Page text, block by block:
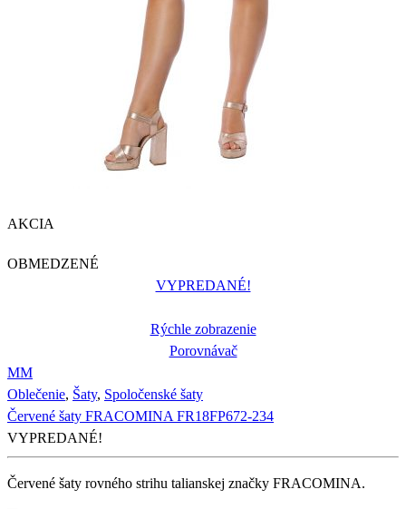
AKCIA
OBMEDZENÉ
VYPREDANÉ!
Rýchle zobrazenie
Porovnávač
MM
Oblečenie, Šaty, Spoločenské šaty
Červené šaty FRACOMINA FR18FP672-234
VYPREDANÉ!
Červené šaty rovného strihu talianskej značky FRACOMINA.